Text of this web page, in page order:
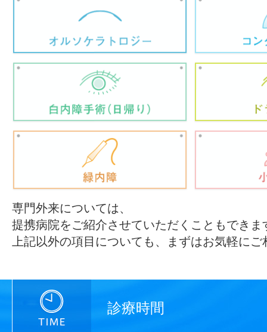
専門外来については、
提携病院をご紹介させていただくこともできま
上記以外の項目についても、まずはお気軽に
診療時間